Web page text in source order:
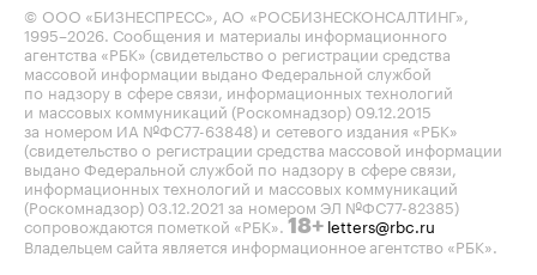
© ООО «БИЗНЕСПРЕСС», АО «РОСБИЗНЕСКОНСАЛТИНГ»,
1995–2026 . Сообщения и материалы информационного
агентства «РБК» (свидетельство о регистрации средства
массовой информации выдано Федеральной службой
по надзору в сфере связи, информационных технологий
и массовых коммуникаций (Роскомнадзор) 09.12.2015
за номером ИА №ФС77-63848) и сетевого издания «РБК»
(свидетельство о регистрации средства массовой информации
выдано Федеральной службой по надзору в сфере связи,
информационных технологий и массовых коммуникаций
(Роскомнадзор) 03.12.2021 за номером ЭЛ №ФС77-82385)
сопровождаются пометкой «РБК». 18+ letters@rbc.ru
Владельцем сайта является информационное агентство «РБК».